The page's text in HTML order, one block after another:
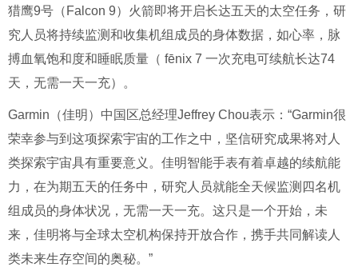
猎鹰9号（Falcon 9）火箭即将开启长达五天的太空任务，研
究人员将持续监测和收集机组成员的身体数据，如心率，脉
搏血氧饱和度和睡眠质量（ fēnix 7 一次充电可续航长达74
天，无需一天一充）。
Garmin（佳明）中国区总经理Jeffrey Chou表示：“Garmin很
荣幸参与到这项探索宇宙的工作之中，坚信研究成果将对人
类探索宇宙具有重要意义。佳明智能手表有着卓越的续航能
力，在为期五天的任务中，研究人员就能全天候监测四名机
组成员的身体状况，无需一天一充。这只是一个开始，未
来，佳明将与全球太空机构保持开放合作，携手共同解读人
类未来生存空间的奥秘。”